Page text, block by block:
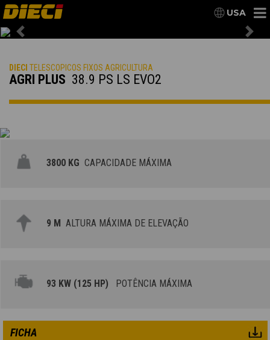
USA
Previous
DIECI TELESCOPICOS FIXOS AGRICULTURA
AGRI PLUS 38.9 PS LS EVO2
3800 KG CAPACIDADE MÁXIMA
9 M ALTURA MÁXIMA DE ELEVAÇÃO
93 KW (125 HP) POTÊNCIA MÁXIMA
FICHA